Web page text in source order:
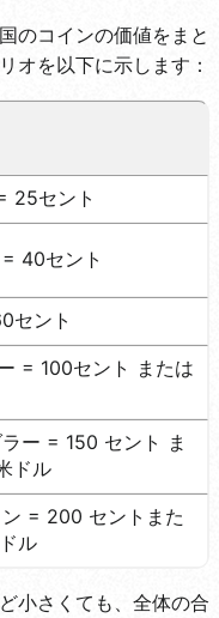
のコインの価値をまと
オを以下に示します：
25セント
40セント
セント
= 100セント または
ー = 150 セント ま
ドル
= 200 セントまた
ル
小さくても、全体の合